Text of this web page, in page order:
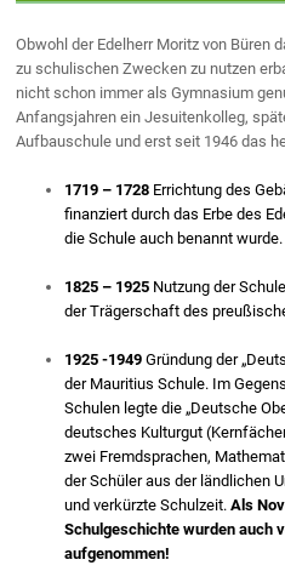
Obwohl der Edelherr Moritz von Büren
zu schulischen Zwecken zu nutzen
nicht schon immer als Gymnasium
Anfangsjahren ein Jesuitenkolleg,
Aufbauschule und erst seit 1946 das
1719 – 1728 Errichtung des
finanziert durch das Erbe des
die Schule auch benannt wurde.
1825 – 1925 Nutzung der
der Trägerschaft des
1925 -1949 Gründung der
der Mauritius Schule. Im
Schulen legte die „Deutsche
deutsches Kulturgut
zwei Fremdsprachen,
der Schüler aus der ländlichen
und verkürzte Schulzeit.Als
Schulgeschichte wurden auch
aufgenommen!